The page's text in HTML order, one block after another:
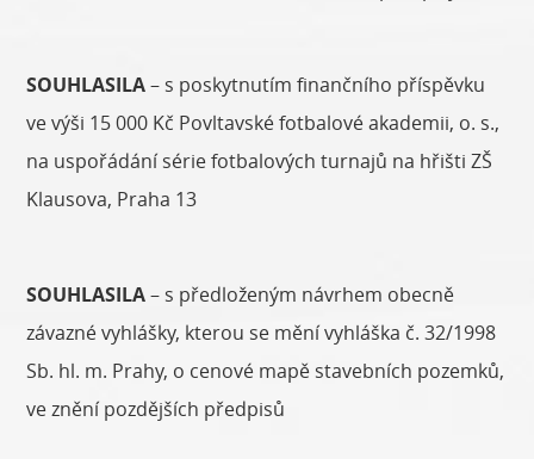
SOUHLASILA– s poskytnutím finančního příspěvku
ve výši 15 000 Kč Povltavské fotbalové akademii, o. s.,
na uspořádání série fotbalových turnajů na hřišti ZŠ
Klausova, Praha 13
SOUHLASILA– s předloženým návrhem obecně
závazné vyhlášky, kterou se mění vyhláška č. 32/1998
Sb. hl. m. Prahy, o cenové mapě stavebních pozemků,
ve znění pozdějších předpisů